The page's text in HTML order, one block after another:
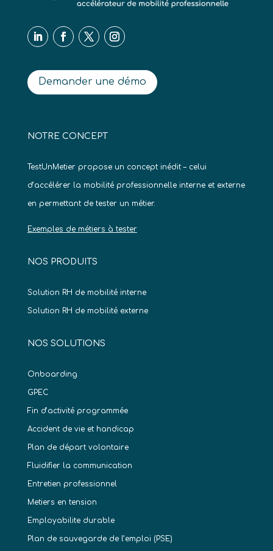
Demander une démo
NOTRE CONCEPT
TestUnMetier propose un concept inédit – celui
d’accélérer la mobilité professionnelle interne et externe
en permettant de tester un métier.
Exemples de métiers à tester
NOS PRODUITS
Solution RH de mobilité interne
Solution RH de mobilité externe
NOS SOLUTIONS
Onboarding
GPEC
Fin d’activité programmée
Accident de vie et handicap
Plan de départ volontaire
Fluidifier la communication
Entretien professionnel
Metiers en tension
Employabilite durable
Plan de sauvegarde de l’emploi (PSE)